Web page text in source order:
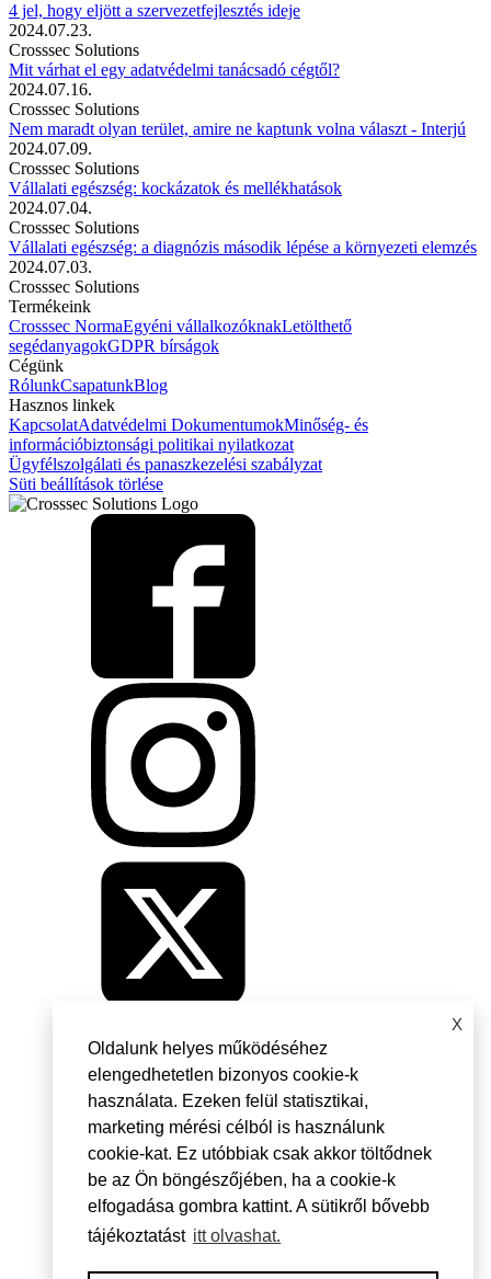
Oldalunk helyes működéséhez
elengedhetetlen bizonyos cookie-k
használata. Ezeken felül statisztikai,
marketing mérési célból is használunk
cookie-kat. Ez utóbbiak csak akkor töltődnek
be az Ön böngészőjében, ha a cookie-k
elfogadása gombra kattint. A sütikről bővebb
tájékoztatást itt olvashat.
X
4 jel, hogy eljött a szervezetfejlesztés ideje
2024.07.23.
Crosssec Solutions
Mit várhat el egy adatvédelmi tanácsadó cégtől?
2024.07.16.
Crosssec Solutions
Nem maradt olyan terület, amire ne kaptunk volna választ - Interjú
2024.07.09.
Crosssec Solutions
Vállalati egészség: kockázatok és mellékhatások
2024.07.04.
Crosssec Solutions
Vállalati egészség: a diagnózis második lépése a környezeti elemzés
2024.07.03.
Crosssec Solutions
Termékeink
Crosssec NormaEgyéni vállalkozóknakLetölthető
segédanyagokGDPR bírságok
Cégünk
RólunkCsapatunkBlog
Hasznos linkek
KapcsolatAdatvédelmi DokumentumokMinőség- és
információbiztonsági politikai nyilatkozat
Ügyfélszolgálati és panaszkezelési szabályzat
Süti beállítások törlése